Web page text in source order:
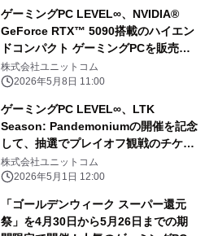
ポン付き 組立キットをご用意
ゲーミングPC LEVEL∞、NVIDIA®
GeForce RTX™ 5090搭載のハイエン
ドコンパクト ゲーミングPCを販売開
始！ミドルタワーゲーミングPCもライ
ンナップ！
株式会社ユニットコム
2026年5月8日 11:00
ゲーミングPC LEVEL∞、LTK
Season: Pandemoniumの開催を記念
して、抽選でプレイオフ観戦のチケッ
ト、または「League The k4sen」
「ZETA DIVISION」モデルで使えるク
株式会社ユニットコム
2026年5月1日 12:00
「ゴールデンウィーク スーパー還元
祭」を4月30日から5月26日までの期